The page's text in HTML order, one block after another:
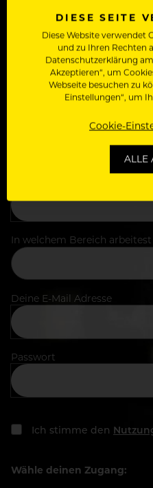
Zugriff auf alle Artikel,
In welchem Bereich
Deine E-Mail Adresse
Passwort
Ich stimme den
Wähle deinen Zugang:
DIESE SEITE
Diese Website verwendet
und zu Ihren Rechten
Datenschutzerklärung am
Akzeptieren“, um
Webseite besuchen zu
Einstellungen“, um
Cookie-
ALLE